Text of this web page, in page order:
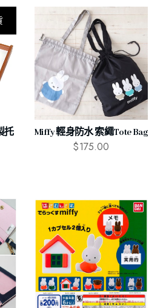
托
Miffy 輕身防水 索繩Tote Bag
$175.00